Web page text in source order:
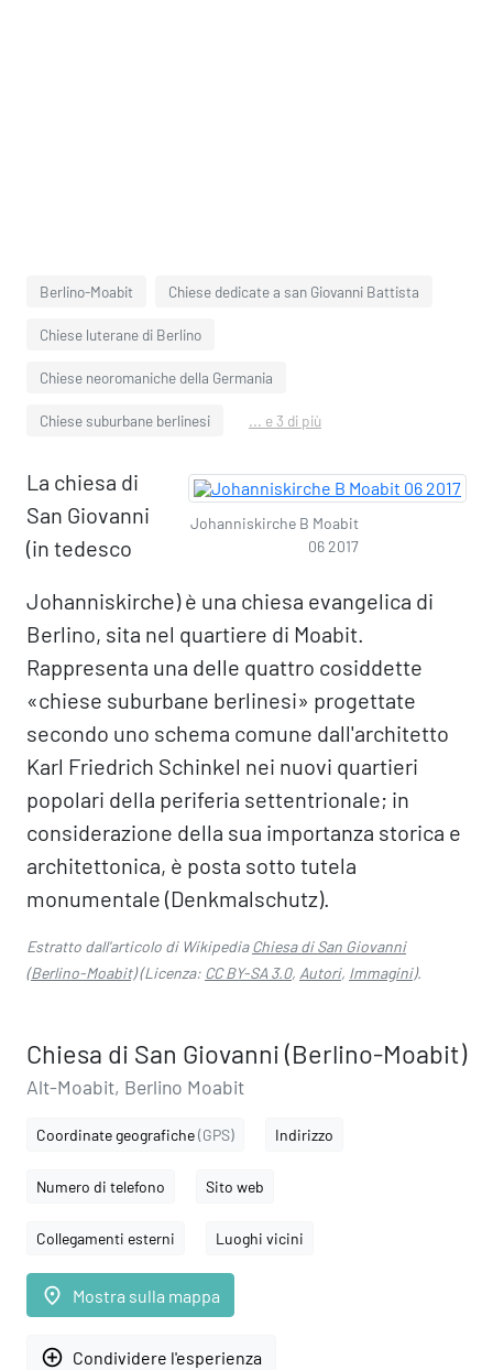
Berlino-Moabit Chiese dedicate a san Giovanni Battista
Chiese luterane di Berlino
Chiese neoromaniche della Germania
Chiese suburbane berlinesi ... e 3 di più
Johanniskirche B Moabit
06 2017
La chiesa di
San Giovanni
(in tedesco
Johanniskirche) è una chiesa evangelica di
Berlino, sita nel quartiere di Moabit.
Rappresenta una delle quattro cosiddette
«chiese suburbane berlinesi» progettate
secondo uno schema comune dall'architetto
Karl Friedrich Schinkel nei nuovi quartieri
popolari della periferia settentrionale; in
considerazione della sua importanza storica e
architettonica, è posta sotto tutela
monumentale (Denkmalschutz).
Estratto dall'articolo di WikipediaChiesa di San Giovanni
(Berlino-Moabit)(Licenza: CC BY-SA 3.0, Autori, Immagini).
Chiesa di San Giovanni (Berlino-Moabit)
Alt-Moabit, Berlino Moabit
Coordinate geografiche(GPS) Indirizzo
Numero di telefono Sito web
Collegamenti esterni Luoghi vicini
place Mostra sulla mappa
add_circle_outline Condividere l'esperienza